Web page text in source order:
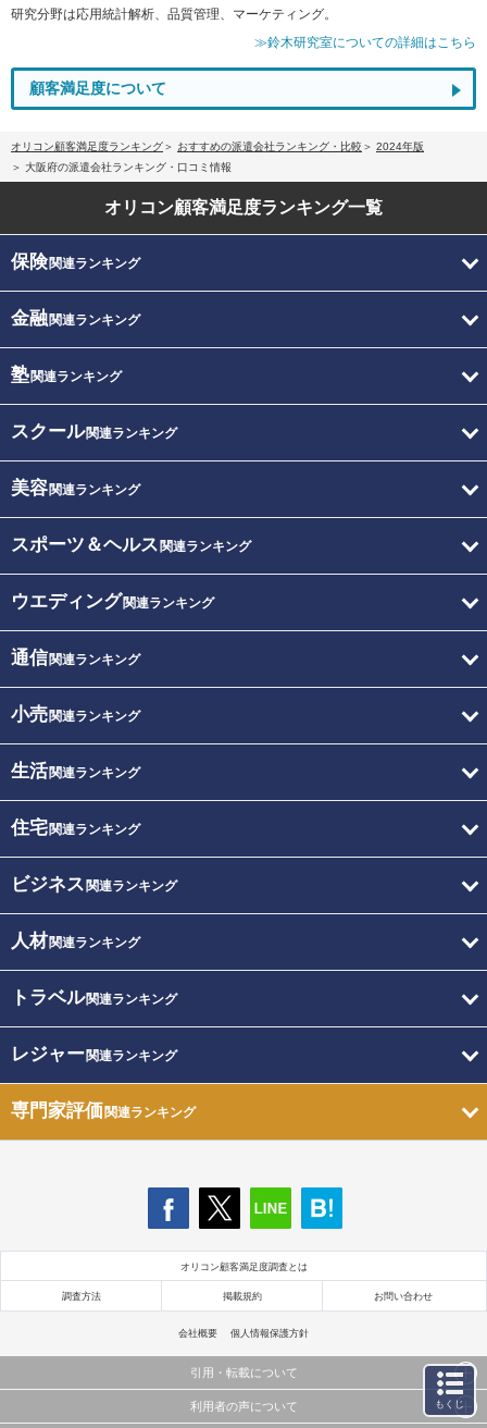
研究分野は応用統計解析、品質管理、マーケティング。
≫鈴木研究室についての詳細はこちら
顧客満足度について
オリコン顧客満足度ランキング おすすめの派遣会社ランキング・比較
2024年版
大阪府の派遣会社ランキング・口コミ情報
オリコン顧客満足度ランキング一覧
保険関連ランキング
金融関連ランキング
塾関連ランキング
スクール関連ランキング
美容関連ランキング
スポーツ＆ヘルス 関連ランキング
ウエディング関連ランキング
通信関連ランキング
小売関連ランキング
生活関連ランキング
住宅関連ランキング
ビジネス 関連ランキング
人材関連ランキング
トラベル関連ランキング
レジャー関連ランキング
専門家評価関連ランキング
オリコン顧客満足度調査とは
調査方法 掲載規約 お問い合わせ
会社概要 個人情報保護方針
引用・転載について
当サイトで公開されている情報（文字、写真、イラスト、画像データ等）及びこれらの配置・
利用者の声について もくじ